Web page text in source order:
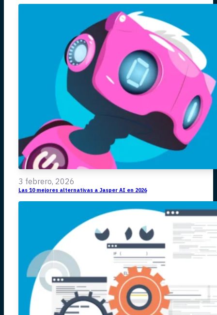
3 febrero, 2026
Las 10 mejores alternativas a Jasper AI en 2026